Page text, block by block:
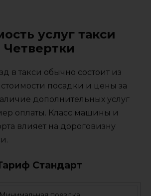
услуг такси
Четвертки
в такси обычно состоит из
посадки и цены за
дополнительных услуг
оплаты. Класс машины и
влияет на дороговизну
Стандарт